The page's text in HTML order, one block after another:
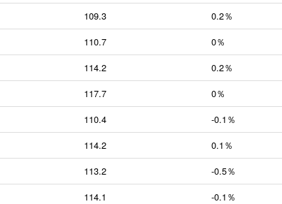
109.3
0.2％
110.7
0％
114.2
0.2％
117.7
0％
110.4
-0.1％
114.2
0.1％
113.2
-0.5％
114.1
-0.1％